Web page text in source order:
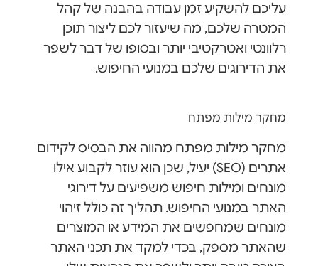
עליכם להשקיע זמן עבודה בהבנה של קהל
המטרה שלכם, מה שיעזור לכם ליצור תוכן
רלוונטי ואטרקטיבי יותר ובסופו של דבר לשפר
את הדירוגים שלכם במנועי החיפוש.
מחקר מילות מפתח
מחקר מילות מפתח מהווה את הבסיס לקידום
אתרים (SEO) יעיל, שכן הוא עוזר לקבוע אילו
מונחים ומילות חיפוש משפיעים על דירוגי
האתר במנועי החיפוש. תהליך זה כולל זיהוי
מונחים שמחפשים את המידע או המוצרים
שהאתר מספק, בכדי למקד את תכני האתר